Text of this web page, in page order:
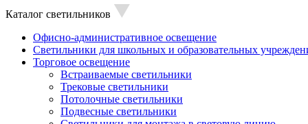
Каталог светильников
Офисно-административное освещение
Светильники для школьных и образовательных
Торговое освещение
Встраиваемые светильники
Трековые светильники
Потолочные светильники
Подвесные светильники